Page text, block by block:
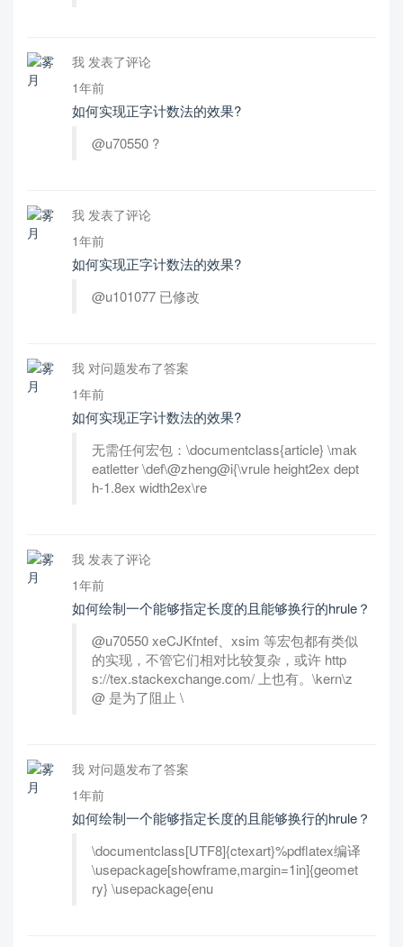
我 发表了评论
1年前
如何实现正字计数法的效果?
@u70550 ?
我 发表了评论
1年前
如何实现正字计数法的效果?
@u101077 已修改
我 对问题发布了答案
1年前
如何实现正字计数法的效果?
无需任何宏包：\documentclass{article} \mak
eatletter \def\@zheng@i{\vrule height2ex dept
h-1.8ex width2ex\re
我 发表了评论
1年前
如何绘制一个能够指定长度的且能够换行的hrule？
@u70550 xeCJKfntef、xsim 等宏包都有类似
的实现，不管它们相对比较复杂，或许 http
s://tex.stackexchange.com/ 上也有。\kern\z
@ 是为了阻止 \
我 对问题发布了答案
1年前
如何绘制一个能够指定长度的且能够换行的hrule？
\documentclass[UTF8]{ctexart}%pdflatex编译
\usepackage[showframe,margin=1in]{geomet
ry} \usepackage{enu